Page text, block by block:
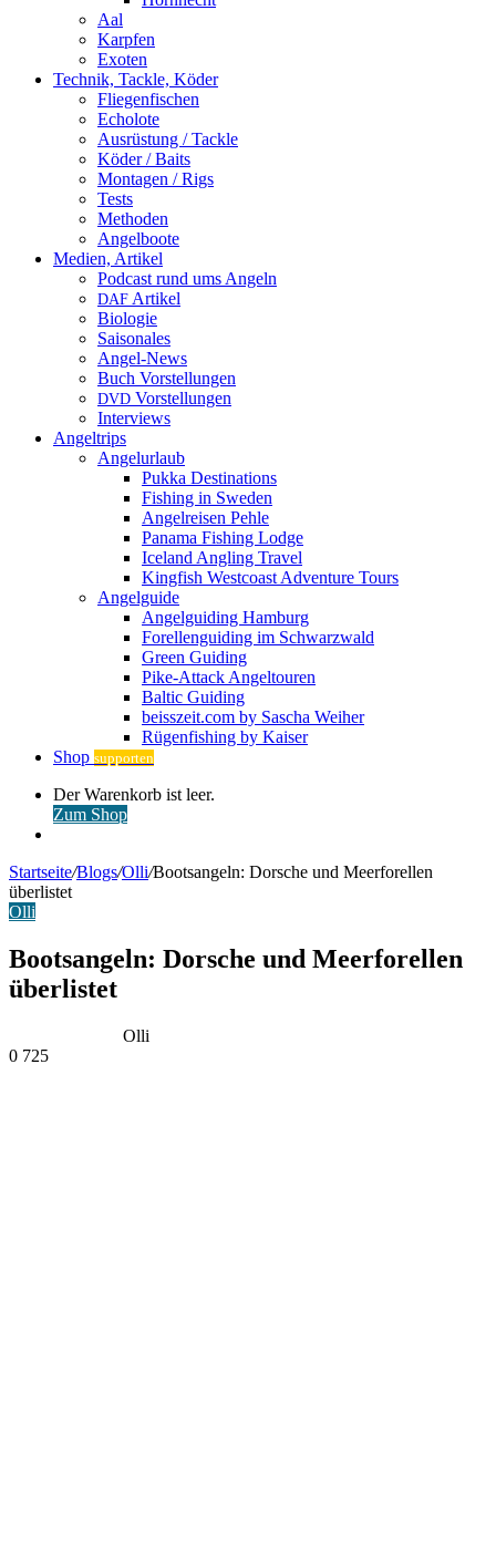
Aal
Karpfen
Exoten
Technik, Tackle, Köder
Fliegenfischen
Echolote
Ausrüstung / Tackle
Köder / Baits
Montagen / Rigs
Tests
Methoden
Angelboote
Medien, Artikel
Podcast rund ums Angeln
DAF Artikel
Biologie
Saisonales
Angel-News
Buch Vorstellungen
DVD Vorstellungen
Interviews
Angeltrips
Angelurlaub
Pukka Destinations
Fishing in Sweden
Angelreisen Pehle
Panama Fishing Lodge
Iceland Angling Travel
Kingfish Westcoast Adventure Tours
Angelguide
Angelguiding Hamburg
Forellenguiding im Schwarzwald
Green Guiding
Pike-Attack Angeltouren
Baltic Guiding
beisszeit.com by Sascha Weiher
Rügenfishing by Kaiser
Shop supporten
Warenkorb
ansehen
Der Warenkorb ist leer.
Zum Shop
Startseite/Blogs/Olli/Bootsangeln: Dorsche und Meerforellen
überlistet
Olli
Bootsangeln: Dorsche und Meerforellen
überlistet
Olli
0 725